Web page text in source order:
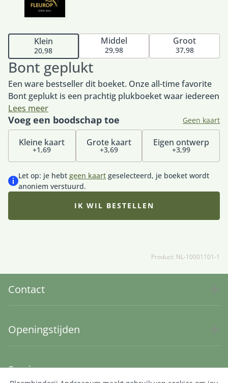
Bont geplukt
Een ware bestseller dit boeket. Onze all-time favorite
Bont geplukt is een prachtig plukboeket waar iedereen
blij van wordt. Bont geplukt kenmerkt zich door de
kleurrijke gerbera, mooie roos en de gele bolletjes
(craspedia). Het perfecte boeket om iemand mee te
verrassen, feliciteren of verwennen. Tip: bestel onze
Lees meer
Klein
20,98
Middel
29,98
Groot
37,98
Voeg een boodschap toe Geen kaart
Kleine kaart
+1,69
Grote kaart
+3,69
Eigen ontwerp
+3,99
Let op: je hebt geen kaart geselecteerd, je boeket wordt
anoniem verstuurd.
IK WIL BESTELLEN
Product: NL-10001101-1
Contact
Openingstijden
Service